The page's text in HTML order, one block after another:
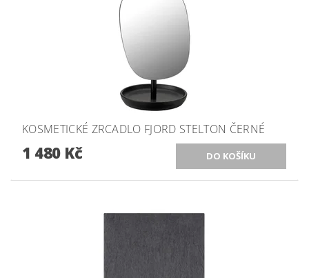
KOSMETICKÉ ZRCADLO FJORD STELTON ČERNÉ
1 480 Kč